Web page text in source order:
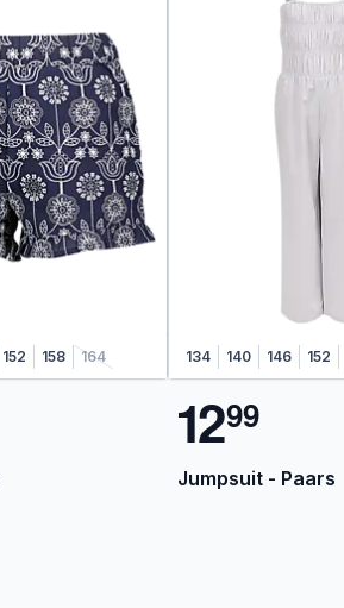
152 158 164 134 140 146 152
1299
Jumpsuit - Paars